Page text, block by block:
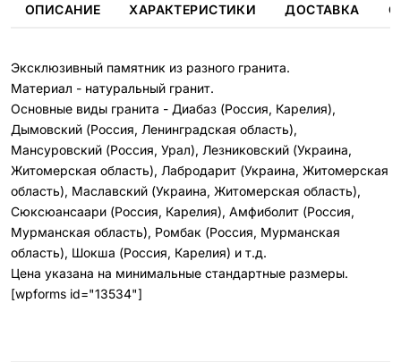
ОПИСАНИЕ ХАРАКТЕРИСТИКИ ДОСТАВКА
Эксклюзивный памятник из разного гранита.
Материал - натуральный гранит.
Основные виды гранита - Диабаз (Россия, Карелия),
Дымовский (Россия, Ленинградская область),
Мансуровский (Россия, Урал), Лезниковский (Украина,
Житомерская область), Лабродарит (Украина, Житомерская
область), Маславский (Украина, Житомерская область),
Сюксюансаари (Россия, Карелия), Амфиболит (Россия,
Мурманская область), Ромбак (Россия, Мурманская
область), Шокша (Россия, Карелия) и т.д.
Цена указана на минимальные стандартные размеры.
[wpforms id="13534"]